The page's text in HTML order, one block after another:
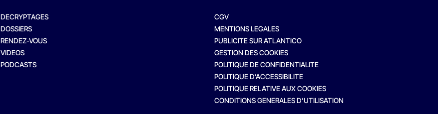
DECRYPTAGES
DOSSIERS
RENDEZ-VOUS
VIDEOS
PODCASTS
CGV
MENTIONS LEGALES
PUBLICITE SUR ATLANTICO
GESTION DES COOKIES
POLITIQUE DE CONFIDENTIALITE
POLITIQUE D’ACCESSIBILITE
POLITIQUE RELATIVE AUX COOKIES
CONDITIONS GENERALES D’UTILISATION